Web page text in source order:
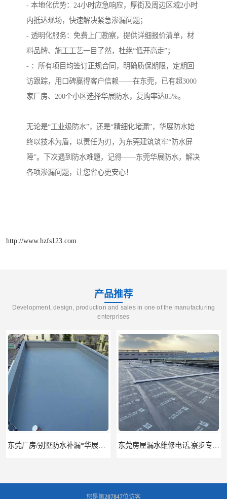
- 本地化优势：24小时应急响应，厚街及周边区域2小时
内抵达现场，快速解决紧急渗漏问题；
- 透明化服务：免费上门勘察，提供详细报价清单，材
料品牌、施工工艺一目了然，杜绝“低开高走”；
- ：所有项目均签订正规合同，明确质保期限，定期回
访跟踪，用口碑赢得客户信赖——在东莞，已有超3000
家厂房、200个小区选择华展防水，复购率达85%。
无论是“工业级防水”，还是“精细化堵漏”，华展防水始
终以技术为盾，以责任为刃，为东莞建筑筑牢“防水屏
障”。下次遇到防水难题，记得——东莞华展防水，解决
各项渗漏问题，让您省心更安心！
http://www.hzfs123.com
产品推荐
Development, design, production and sales in one of the manufacturing
enterprises
您是第207847位访客